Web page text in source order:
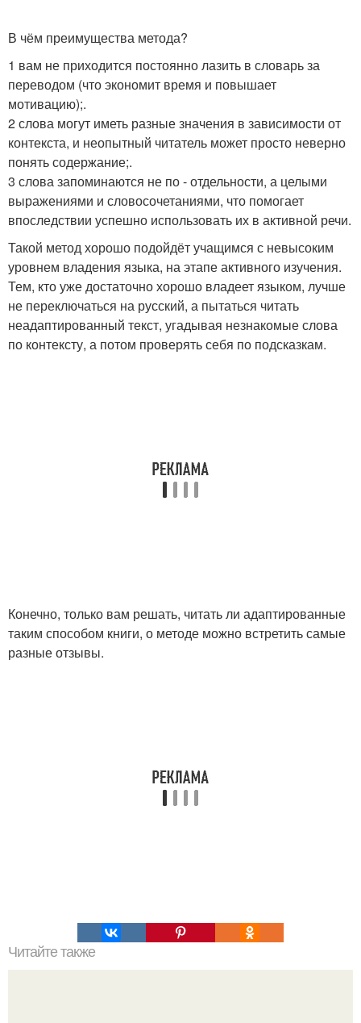
В чём преимущества метода?
1 вам не приходится постоянно лазить в словарь за
переводом (что экономит время и повышает
мотивацию);.
2 слова могут иметь разные значения в зависимости от
контекста, и неопытный читатель может просто неверно
понять содержание;.
3 слова запоминаются не по - отдельности, а целыми
выражениями и словосочетаниями, что помогает
впоследствии успешно использовать их в активной речи.
Такой метод хорошо подойдёт учащимся с невысоким
уровнем владения языка, на этапе активного изучения.
Тем, кто уже достаточно хорошо владеет языком, лучше
не переключаться на русский, а пытаться читать
неадаптированный текст, угадывая незнакомые слова
по контексту, а потом проверять себя по подсказкам.
Конечно, только вам решать, читать ли адаптированные
таким способом книги, о методе можно встретить самые
разные отзывы.
Читайте также